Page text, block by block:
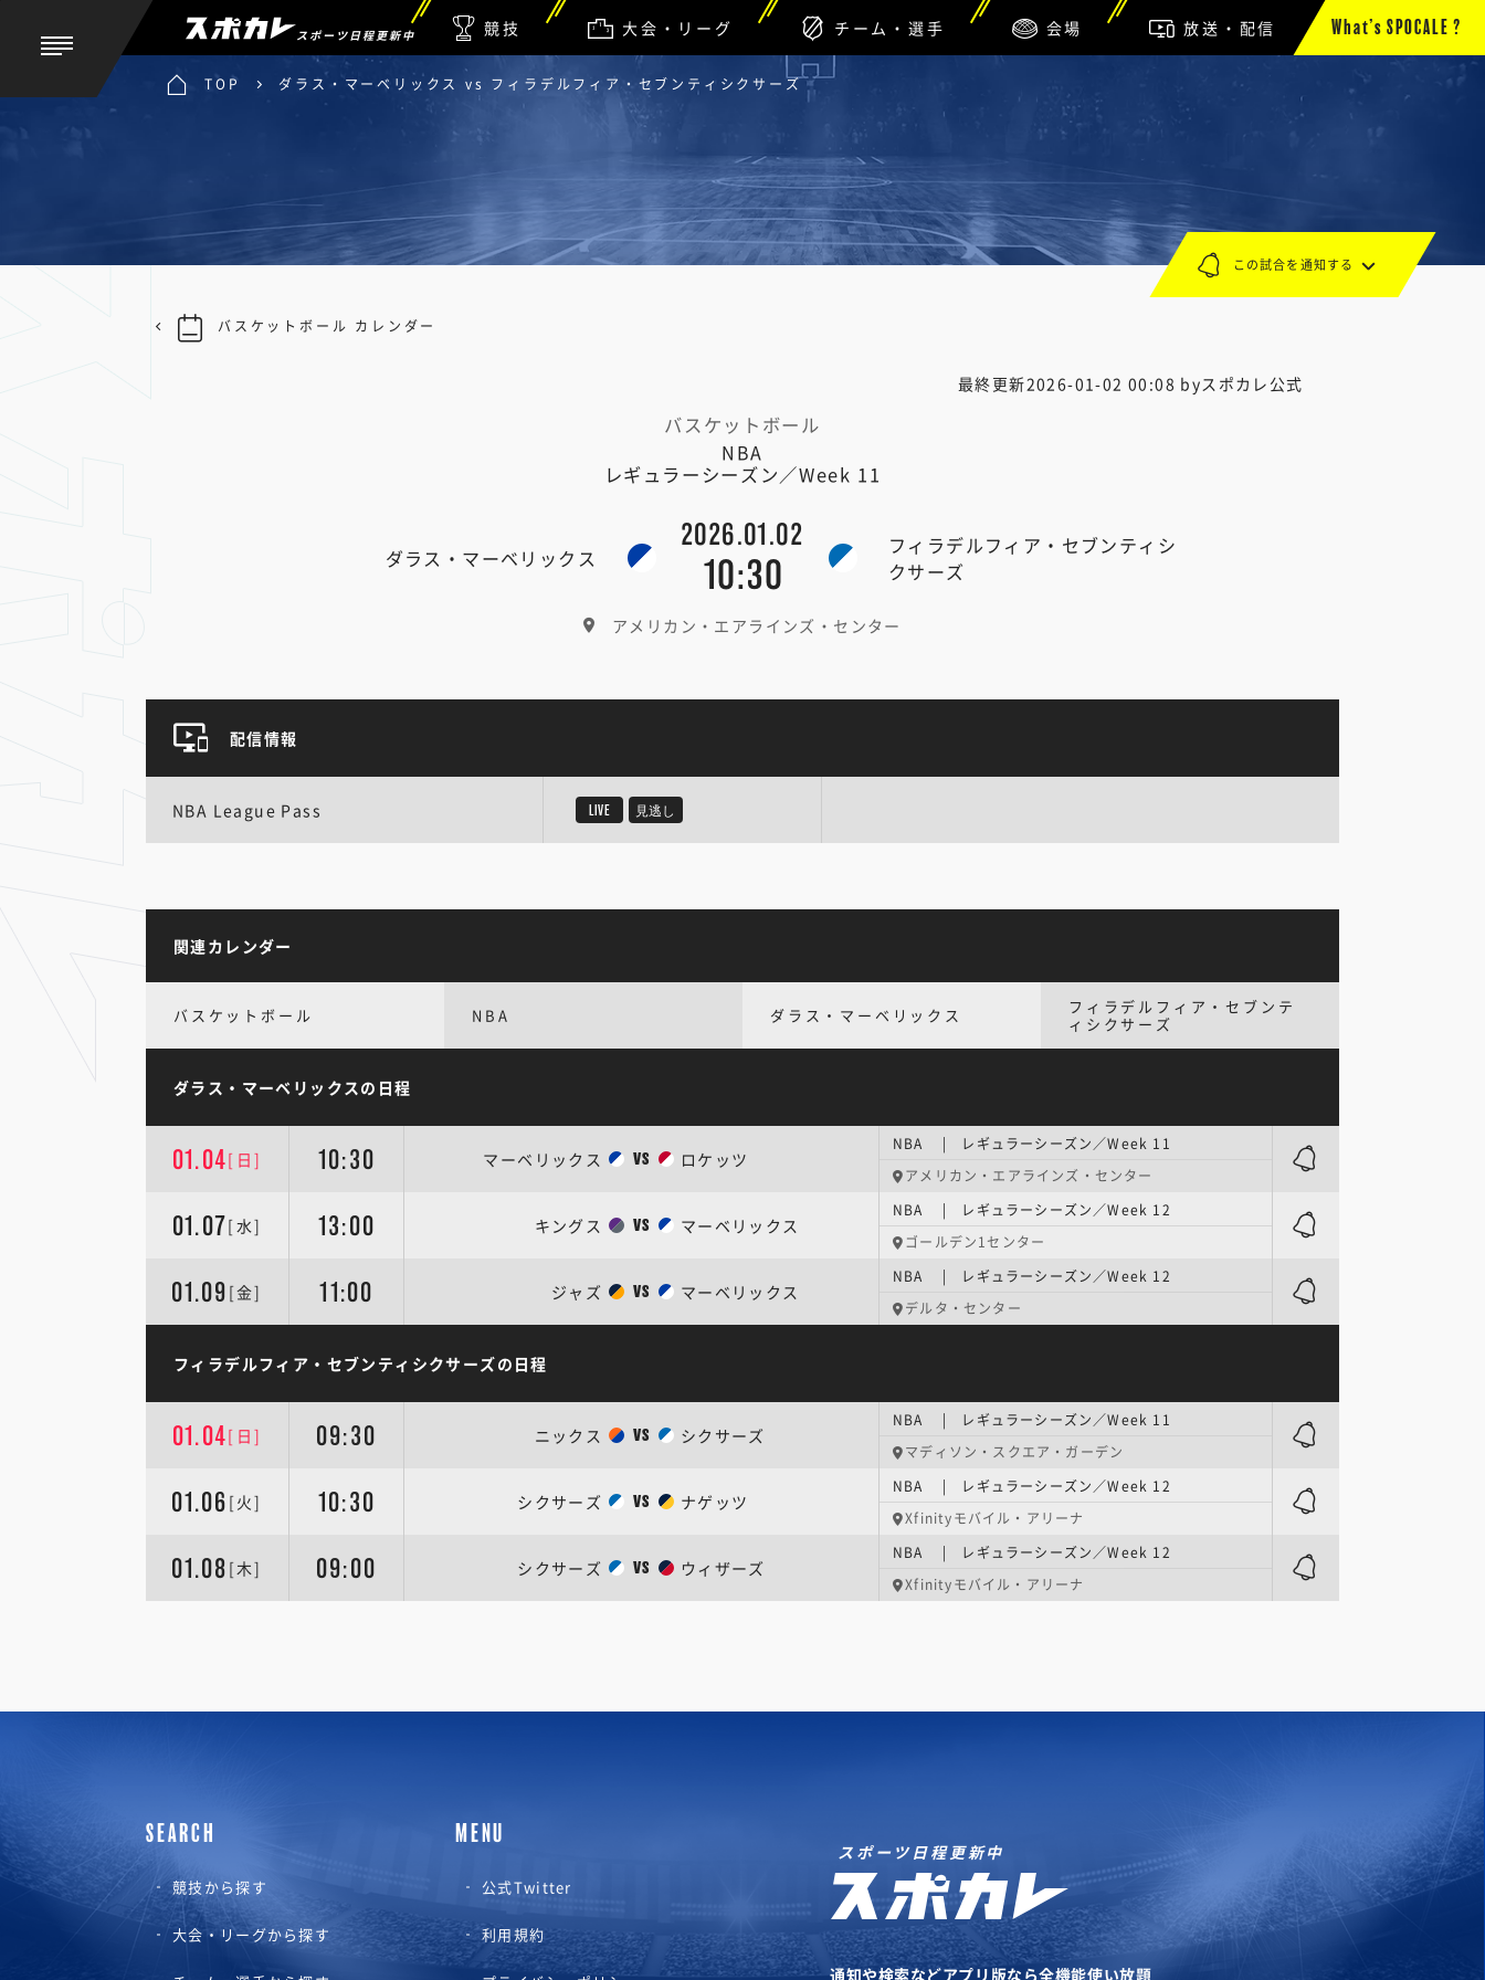
スポーツ日程更新中 競技 大会・リーグ チーム・選手 会場 放送・配信 What’s SPOCALE ?
TOP ダラス・マーベリックス vs フィラデルフィア・セブンティシクサーズ
最終更新2026-01-02 00:08 byスポカレ公式
バスケットボール
NBA
レギュラーシーズン／Week 11
ダラス・マーベリックス
2026.01.02
10:30
フィラデルフィア・セブンティシ
クサーズ
アメリカン・エアラインズ・センター
この試合を通知する
バスケットボール カレンダー
配信情報
NBA League Pass LIVE 見逃し
関連カレンダー
バスケットボール NBA ダラス・マーベリックス
フィラデルフィア・セブンテ
ィシクサーズ
ダラス・マーベリックスの日程
01.04[日] 10:30 マーベリックス VS ロケッツ
NBA | レギュラーシーズン／Week 11
アメリカン・エアラインズ・センター
01.07[水] 13:00 キングス VS マーベリックス
NBA | レギュラーシーズン／Week 12
ゴールデン1センター
01.09 [金] 11:00 ジャズ VS マーベリックス
NBA | レギュラーシーズン／Week 12
デルタ・センター
フィラデルフィア・セブンティシクサーズの日程
01.04[日] 09:30 ニックス VS シクサーズ
NBA | レギュラーシーズン／Week 11
マディソン・スクエア・ガーデン
01.06 [火] 10:30 シクサーズ VS ナゲッツ
NBA | レギュラーシーズン／Week 12
Xfinityモバイル・アリーナ
01.08 [木] 09:00 シクサーズ VS ウィザーズ
NBA | レギュラーシーズン／Week 12
Xfinityモバイル・アリーナ
SEARCH
競技から探す
大会・リーグから探す
MENU
公式Twitter
利用規約
スポーツ日程更新中
通知や検索などアプリ版なら全機能使い放題